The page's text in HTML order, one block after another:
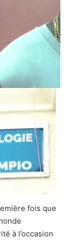
fois que
à l’occasion